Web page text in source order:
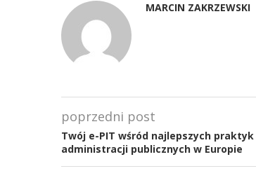
MARCIN ZAKRZEWSKI
poprzedni post
Twój e-PIT wśród najlepszych praktyk
administracji publicznych w Europie